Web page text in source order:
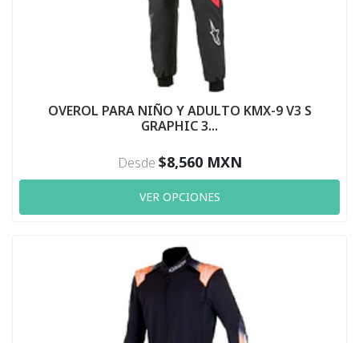
OVEROL PARA NIÑO Y ADULTO KMX-9 V3 S
GRAPHIC 3...
Desde $8,560 MXN
VER OPCIONES